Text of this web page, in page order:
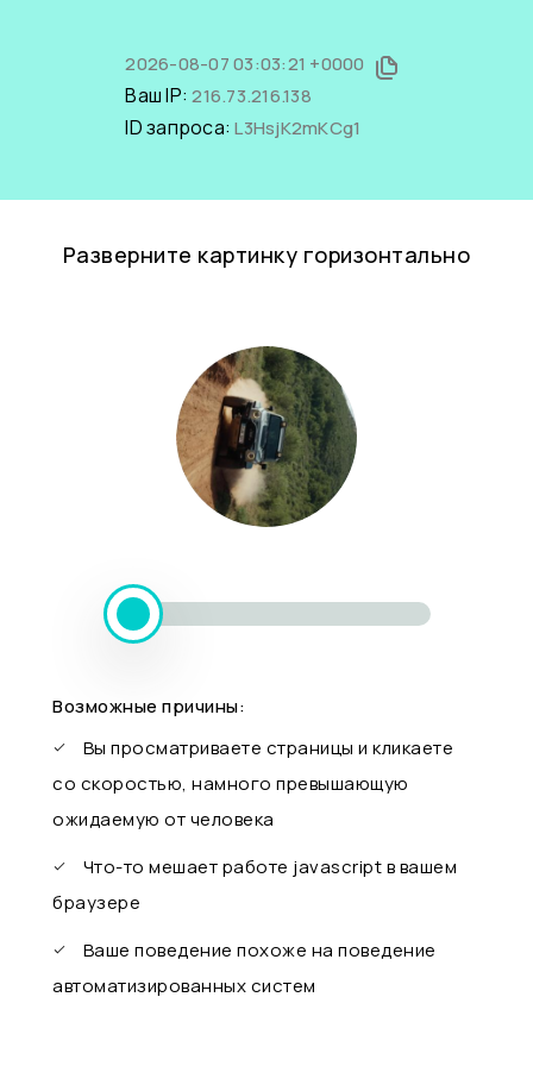
2026-08-07 03:03:21 +0000
Ваш IP:216.73.216.138
ID запроса:L3HsjK2mKCg1
Разверните картинку горизонтально
Возможные причины:
Вы просматриваете страницы и кликаете
со скоростью, намного превышающую
ожидаемую от человека
Что-то мешает работе javascript в вашем
браузере
Ваше поведение похоже на поведение
автоматизированных систем